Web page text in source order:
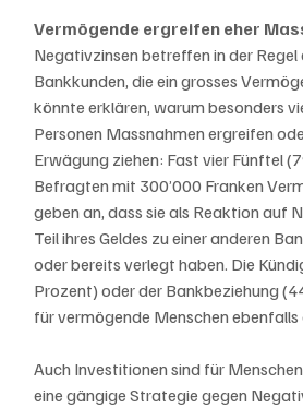
Vermögende ergreifen eher
Negativzinsen betreffen in der Regel
Bankkunden, die ein grosses
könnte erklären, warum besonders
Personen Massnahmen ergreifen
Erwägung ziehen: Fast vier Fünftel
Befragten mit 300’000 Franken
geben an, dass sie als Reaktion auf
Teil ihres Geldes zu einer anderen
oder bereits verlegt haben. Die
Prozent) oder der Bankbeziehung
für vermögende Menschen ebenfalls
Auch Investitionen sind für
eine gängige Strategie gegen